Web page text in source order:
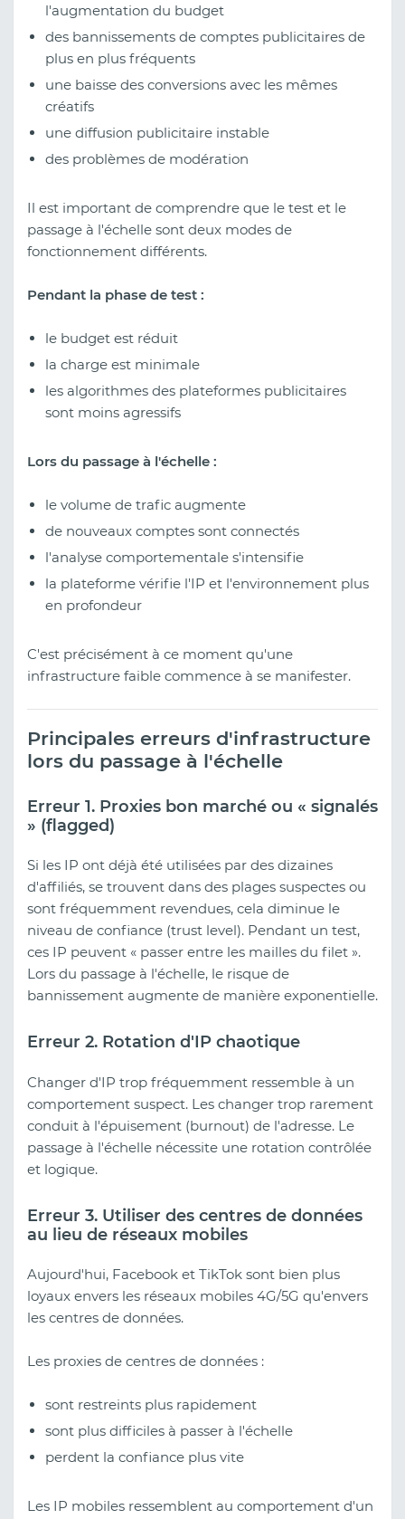
l'augmentation du budget
des bannissements de comptes publicitaires de
plus en plus fréquents
une baisse des conversions avec les mêmes
créatifs
une diffusion publicitaire instable
des problèmes de modération
Il est important de comprendre que le test et le
passage à l'échelle sont deux modes de
fonctionnement différents.
Pendant la phase de test :
le budget est réduit
la charge est minimale
les algorithmes des plateformes publicitaires
sont moins agressifs
Lors du passage à l'échelle :
le volume de trafic augmente
de nouveaux comptes sont connectés
l'analyse comportementale s'intensifie
la plateforme vérifie l'IP et l'environnement plus
en profondeur
C'est précisément à ce moment qu'une
infrastructure faible commence à se manifester.
Principales erreurs d'infrastructure
lors du passage à l'échelle
Erreur 1. Proxies bon marché ou « signalés
» (flagged)
Si les IP ont déjà été utilisées par des dizaines
d'affiliés, se trouvent dans des plages suspectes ou
sont fréquemment revendues, cela diminue le
niveau de confiance (trust level). Pendant un test,
ces IP peuvent « passer entre les mailles du filet ».
Lors du passage à l'échelle, le risque de
bannissement augmente de manière exponentielle.
Erreur 2. Rotation d'IP chaotique
Changer d'IP trop fréquemment ressemble à un
comportement suspect. Les changer trop rarement
conduit à l'épuisement (burnout) de l'adresse. Le
passage à l'échelle nécessite une rotation contrôlée
et logique.
Erreur 3. Utiliser des centres de données
au lieu de réseaux mobiles
Aujourd'hui, Facebook et TikTok sont bien plus
loyaux envers les réseaux mobiles 4G/5G qu'envers
les centres de données.
Les proxies de centres de données :
sont restreints plus rapidement
sont plus difficiles à passer à l'échelle
perdent la confiance plus vite
Les IP mobiles ressemblent au comportement d'un